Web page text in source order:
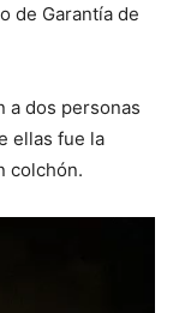
de Garantía de
a dos personas
ellas fue la
colchón.